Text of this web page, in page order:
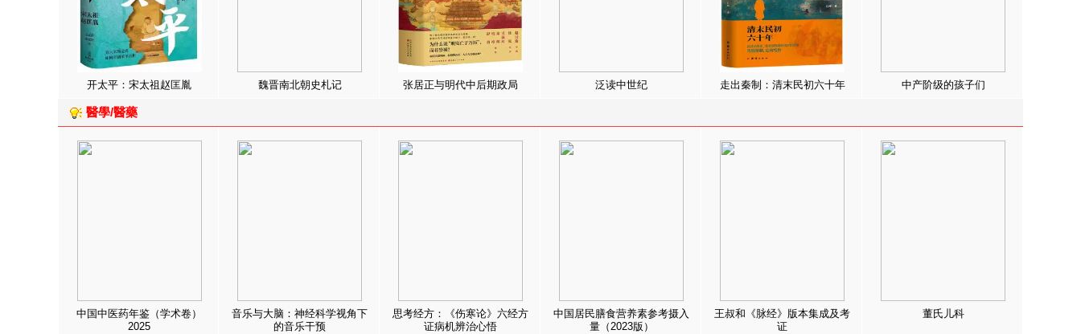
开太平：宋太祖赵匡胤 魏晋南北朝史札记 张居正与明代中后期政局 泛读中世纪 走出秦制：清末民初六十年 中产阶级的孩子们
醫學/醫藥
中国中医药年鉴（学术卷）
2025
音乐与大脑：神经科学视角下
的音乐干预
思考经方：《伤寒论》六经方
证病机辨治心悟
中国居民膳食营养素参考摄入
量（2023版）
王叔和《脉经》版本集成及考
证
董氏儿科